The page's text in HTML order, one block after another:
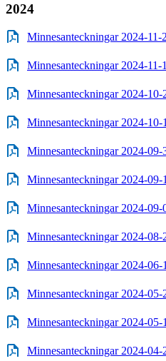
2024
Minnesanteckningar 2024-
Minnesanteckningar 2024-
Minnesanteckningar 2024-
​​​​​​​Minnesanteckningar 2024-
Minnesanteckningar 2024-
Minnesanteckningar 2024-
Minnesanteckningar 2024-
Minnesanteckningar 2024-
Minnesanteckningar 2024-
Minnesanteckningar 2024-
Minnesanteckningar 2024-
Minnesanteckningar 2024-